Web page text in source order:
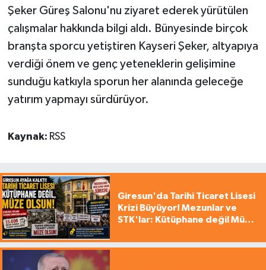
Şeker Güreş Salonu'nu ziyaret ederek yürütülen
çalışmalar hakkında bilgi aldı. Bünyesinde birçok
branşta sporcu yetiştiren Kayseri Şeker, altyapıya
verdiği önem ve genç yeteneklerin gelişimine
sunduğu katkıyla sporun her alanında geleceğe
yatırım yapmayı sürdürüyor.
Kaynak: RSS
Giresun'da Tarihi Ticaret Lisesi
Krizi Büyüyor! Mezunlar ve
STK'lar: Kütüphane değil Müze